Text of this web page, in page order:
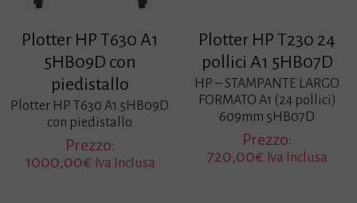
Plotter HP T630 A1
5HB09D con
piedistallo
Plotter HP T630 A1 5HB09D
con piedistallo
Prezzo:
1000,00€ Iva Inclusa
Plotter HP T230 24
pollici A1 5HB07D
HP – STAMPANTE LARGO
FORMATO A1 (24 pollici)
609mm 5HB07D
Prezzo:
720,00€ Iva Inclusa